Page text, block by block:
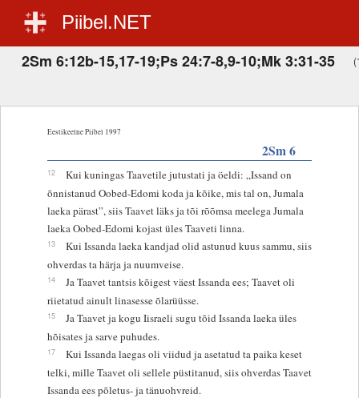
Piibel.NET
2Sm 6:12b-15,17-19;Ps 24:7-8,9-10;Mk 3:31-35
Eestikeelne Piibel 1997
2Sm 6
12
Kui kuningas Taavetile jutustati ja öeldi: „Issand on
õnnistanud Oobed-Edomi koda ja kõike, mis tal on, Jumala
laeka pärast”, siis Taavet läks ja tõi rõõmsa meelega Jumala
laeka Oobed-Edomi kojast üles Taaveti linna.
13
Kui Issanda laeka kandjad olid astunud kuus sammu, siis
ohverdas ta härja ja nuumveise.
14
Ja Taavet tantsis kõigest väest Issanda ees; Taavet oli
riietatud ainult linasesse õlarüüsse.
15
Ja Taavet ja kogu Iisraeli sugu tõid Issanda laeka üles
hõisates ja sarve puhudes.
17
Kui Issanda laegas oli viidud ja asetatud ta paika keset
telki, mille Taavet oli sellele püstitanud, siis ohverdas Taavet
Issanda ees põletus- ja tänuohvreid.